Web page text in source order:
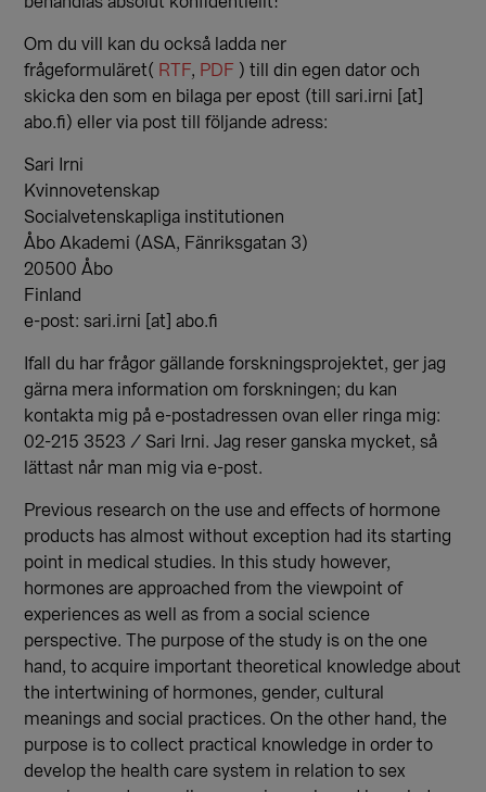
Om du vill kan du också ladda ner
frågeformuläret( RTF, PDF ) till din egen dator och
skicka den som en bilaga per epost (till sari.irni [at]
abo.fi) eller via post till följande adress:
Sari Irni
Kvinnovetenskap
Socialvetenskapliga institutionen
Åbo Akademi (ASA, Fänriksgatan 3)
20500 Åbo
Finland
e-post: sari.irni [at] abo.fi
Ifall du har frågor gällande forskningsprojektet, ger jag
gärna mera information om forskningen; du kan
kontakta mig på e-postadressen ovan eller ringa mig:
02-215 3523 / Sari Irni. Jag reser ganska mycket, så
lättast når man mig via e-post.
Previous research on the use and effects of hormone
products has almost without exception had its starting
point in medical studies. In this study however,
hormones are approached from the viewpoint of
experiences as well as from a social science
perspective. The purpose of the study is on the one
hand, to acquire important theoretical knowledge about
the intertwining of hormones, gender, cultural
meanings and social practices. On the other hand, the
purpose is to collect practical knowledge in order to
develop the health care system in relation to sex